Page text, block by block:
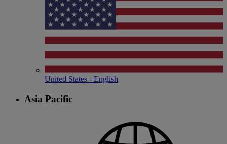
United States - English
Asia Pacific